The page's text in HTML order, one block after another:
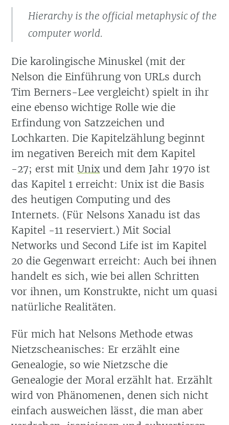
Hierarchy is the official metaphysic of the
computer world.
Die karolingische Minuskel (mit der
Nelson die Einführung von URLs durch
Tim Berners-Lee vergleicht) spielt in ihr
eine ebenso wichtige Rolle wie die
Erfindung von Satzzeichen und
Lochkarten. Die Kapitelzählung beginnt
im negativen Bereich mit dem Kapitel
-27; erst mitUnix und dem Jahr 1970 ist
das Kapitel 1 erreicht: Unix ist die Basis
des heutigen Computing und des
Internets. (Für Nelsons Xanadu ist das
Kapitel -11 reserviert.) Mit Social
Networks und Second Life ist im Kapitel
20 die Gegenwart erreicht: Auch bei ihnen
handelt es sich, wie bei allen Schritten
vor ihnen, um Konstrukte, nicht um quasi
natürliche Realitäten.
Für mich hat Nelsons Methode etwas
Nietzscheanisches: Er erzählt eine
Genealogie, so wie Nietzsche die
Genealogie der Moral erzählt hat. Erzählt
wird von Phänomenen, denen sich nicht
einfach ausweichen lässt, die man aber